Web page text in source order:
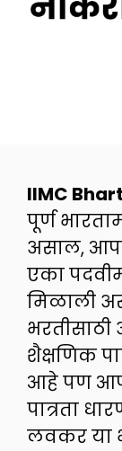
IIMC
पूर्ण
असाल,
एका
मिळाली
भरतीसाठी
शैक्षणिक
आहे पण
पात्रता
लवकर या